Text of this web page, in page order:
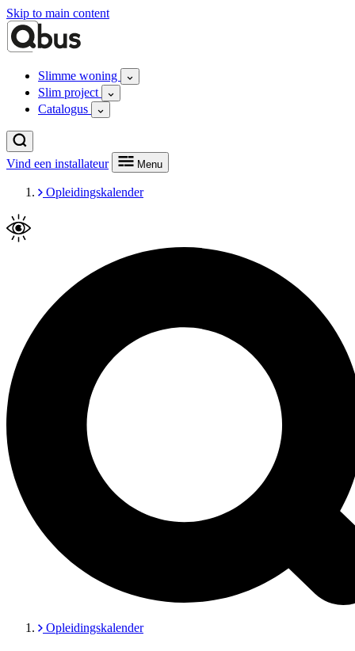
Skip to main content
Slimme woning
Slim project
Catalogus
Vind een installateur Menu
Opleidingskalender
Opleidingskalender